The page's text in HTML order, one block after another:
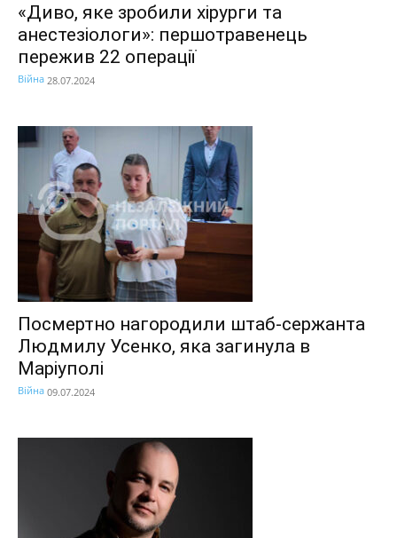
«Диво, яке зробили хірурги та
анестезіологи»: першотравенець
пережив 22 операції
Війна 28.07.2024
Посмертно нагородили штаб-сержанта
Людмилу Усенко, яка загинула в
Маріуполі
Війна 09.07.2024